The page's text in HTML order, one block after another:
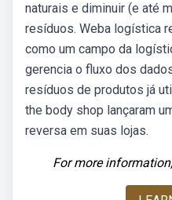
naturais e diminuir (e até
resíduos. Weba logística
como um campo da
gerencia o fluxo dos
resíduos de produtos já
the body shop lançaram
reversa em suas lojas.
For more